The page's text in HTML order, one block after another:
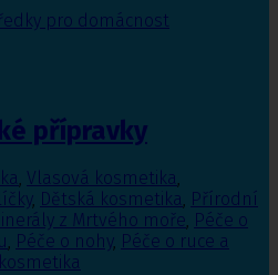
pro domácnost
přípravky
, Vlasová kosmetika,
, Dětská kosmetika, Přírodní
z Mrtvého moře, Péče o
, Péče o nohy, Péče o ruce a